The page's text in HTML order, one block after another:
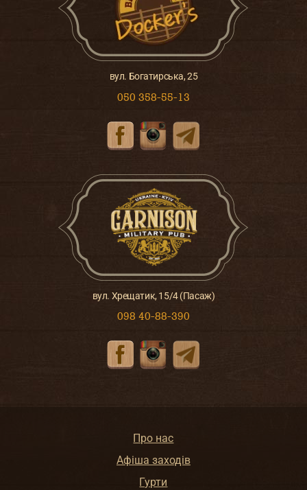
вул. Богатирська, 25
050 358-55-13
вул. Хрещатик, 15/4 (Пасаж)
098 40-88-390
Про нас
Афіша заходів
Гурти